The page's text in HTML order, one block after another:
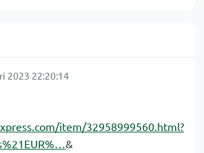
2023 22:20:14
item/32958999560.html?
&